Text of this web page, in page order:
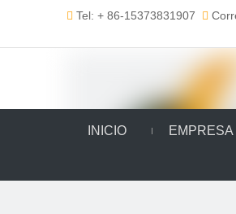
 Tel: + 86-15373831907 
INICIO EMPRESA